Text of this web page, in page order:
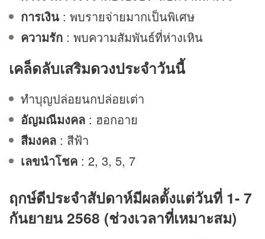
การเงิน : พบรายจ่ายมากเป็นพิเศษ
ความรัก : พบความสัมพันธ์ที่ห่างเหิน
เคล็ดลับเสริมดวงประจำวันนี้
ทำบุญปล่อยนกปล่อยเต่า
อัญมณีมงคล : ฮอกอาย
สีมงคล : สีฟ้า
เลขนำโชค : 2, 3, 5, 7
ฤกษ์ดีประจำสัปดาห์มีผลตั้งแต่วันที่ 1- 7
กันยายน 2568 (ช่วงเวลาที่เหมาะสม)